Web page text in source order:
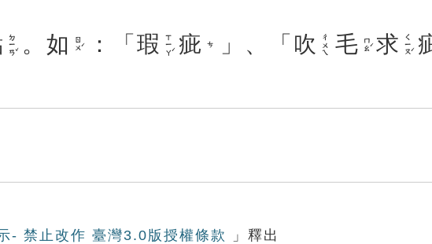
ㄉㄧㄢˇ 。 如 ㄖㄨˊ ：「 瑕 ㄒㄧㄚˊ 疵 ㄘ 」、「 吹 ㄔㄨㄟ 毛 ㄇㄠˊ 求 ㄑㄧㄡˊ
- 禁止改作 臺灣3.0版授權條款 」釋出